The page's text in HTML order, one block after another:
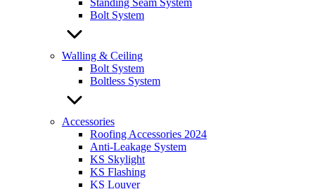
Standing Seam System
Bolt System
Walling & Ceiling
Bolt System
Boltless System
Accessories
Roofing Accessories 2024
Anti-Leakage System
KS Skylight
KS Flashing
KS Louver